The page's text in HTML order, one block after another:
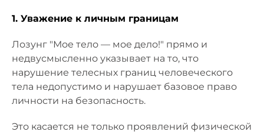
1. Уважение к личным границам
Лозунг "Мое тело — мое дело!" прямо и
недвусмысленно указывает на то, что
нарушение телесных границ человеческого
тела недопустимо и нарушает базовое право
личности на безопасность.
Это касается не только проявлений физической